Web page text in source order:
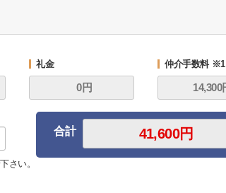
礼金 仲介手数料 ※1
合計
さい。